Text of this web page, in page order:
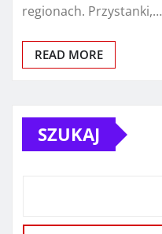
regionach. Przystanki,…
READ MORE
SZUKAJ